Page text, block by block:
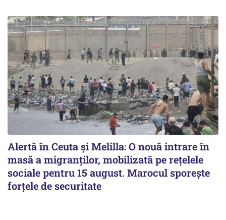
Alertă în Ceuta și Melilla: O nouă intrare în
masă a migranților, mobilizată pe rețelele
sociale pentru 15 august. Marocul sporește
forțele de securitate